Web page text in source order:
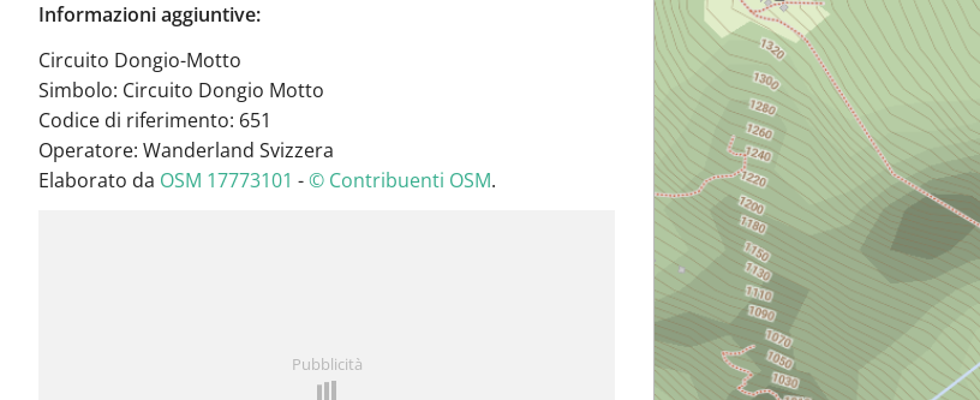
Informazioni aggiuntive:
Circuito Dongio-Motto
Simbolo: Circuito Dongio Motto
Codice di riferimento: 651
Operatore: Wanderland Svizzera
Elaborato da OSM 17773101 -© Contribuenti OSM.
Pubblicità